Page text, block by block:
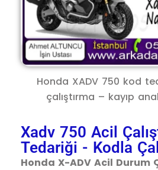
Honda XADV 750 kod
çalıştırma – kayıp
Xadv 750 Acil
Tedariği - Kodla
Honda X-ADV Acil Durum